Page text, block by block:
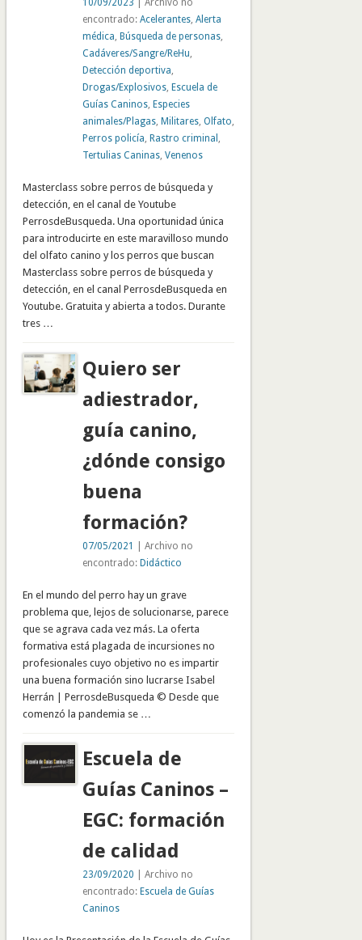
encontrado: Acelerantes, Alerta
médica Búsqueda de personas,
Cadáveres/Sangre/ReHu
Detección deportiva
Drogas/Explosivos, Escuela de
Guías Caninos, Especies
animales/Plagas, Militares, Olfato
Perros policía Rastro criminal
Tertulias Caninas, Venenos
Masterclass sobre perros de búsqueda y
detección, en el canal de Youtube
PerrosdeBusqueda. Una oportunidad única
para introducirte en este maravilloso mundo
del olfato canino y los perros que buscan
Masterclass sobre perros de búsqueda y
detección, en el canal PerrosdeBusqueda en
Youtube. Gratuita y abierta a todos. Durante
tres …
Quiero ser
adiestrador,
guía canino,
¿dónde consigo
buena
formación?
07/05/2021
| Archivo no
encontrado: Didáctico
En el mundo del perro hay un grave
problema que, lejos de solucionarse, parece
que se agrava cada vez más. La oferta
formativa está plagada de incursiones no
profesionales cuyo objetivo no es impartir
una buena formación sino lucrarse Isabel
Herrán | PerrosdeBusqueda © Desde que
comenzó la pandemia se …
Escuela de
Guías Caninos –
EGC: formación
de calidad
23/09/2020 | Archivo no
encontrado: Escuela de Guías
Caninos